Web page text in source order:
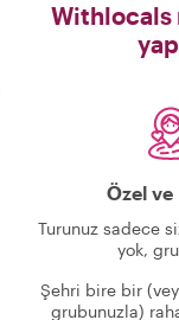
Withlocals
Özel
Turunuz sadece
yok,
Şehri bire bir
grubunuzla)